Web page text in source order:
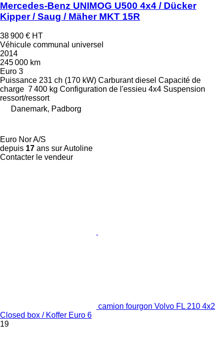
Mercedes-Benz UNIMOG U500 4x4 / Dücker
Kipper / Saug / Mäher MKT 15R
38 900 € HT
Véhicule communal universel
2014
245 000 km
Euro 3
Puissance 231 ch (170 kW) Carburant diesel Capacité de
charge 7 400 kg Configuration de l'essieu 4x4 Suspension
ressort/ressort
Danemark, Padborg
Euro Nor A/S
depuis 17 ans sur Autoline
Contacter le vendeur
camion fourgon Volvo FL 210 4x2
Closed box / Koffer Euro 6
19